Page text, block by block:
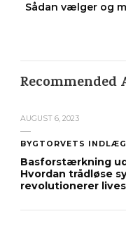
Sådan vælger og
Recommended
AUGUST 6, 2023
BYGTORVETS INDLÆG
Basforstærkning
Hvordan trådløse
revolutionerer